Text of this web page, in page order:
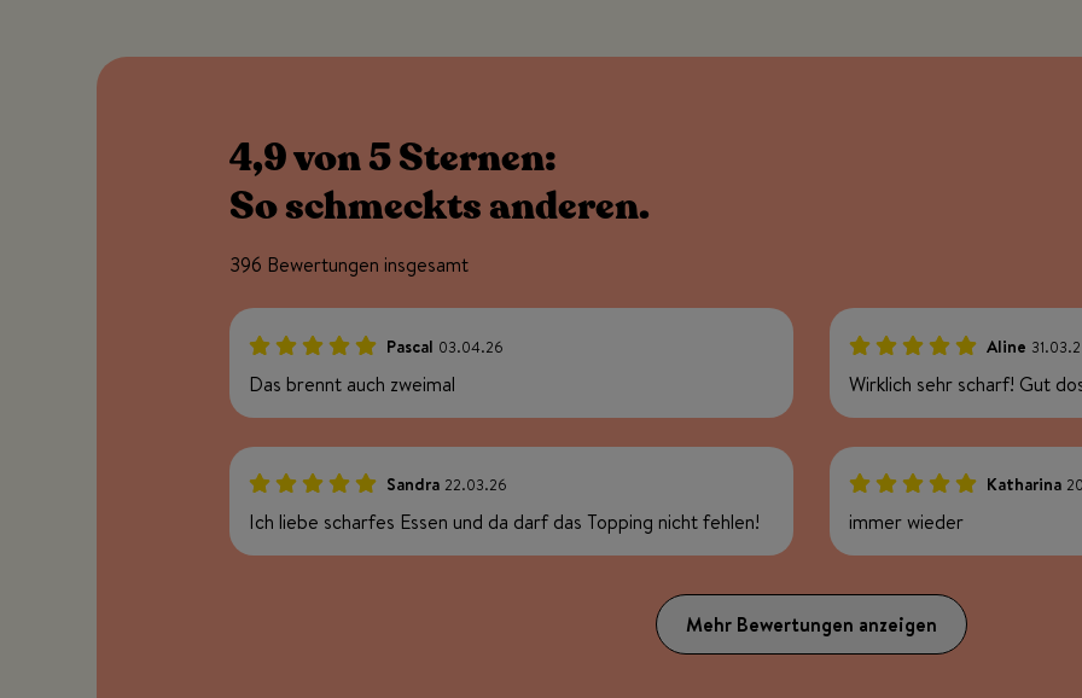
4,9 von 5 Sternen:
So schmeckts anderen.
396 Bewertungen insgesamt
Pascal 03.04.26
Das brennt auch zweimal
Aline
Wirklich sehr scharf! Gut
Sandra 22.03.26
Ich liebe scharfes Essen und da darf das Topping nicht fehlen!
Katharina
immer wieder
Mehr Bewertungen anzeigen